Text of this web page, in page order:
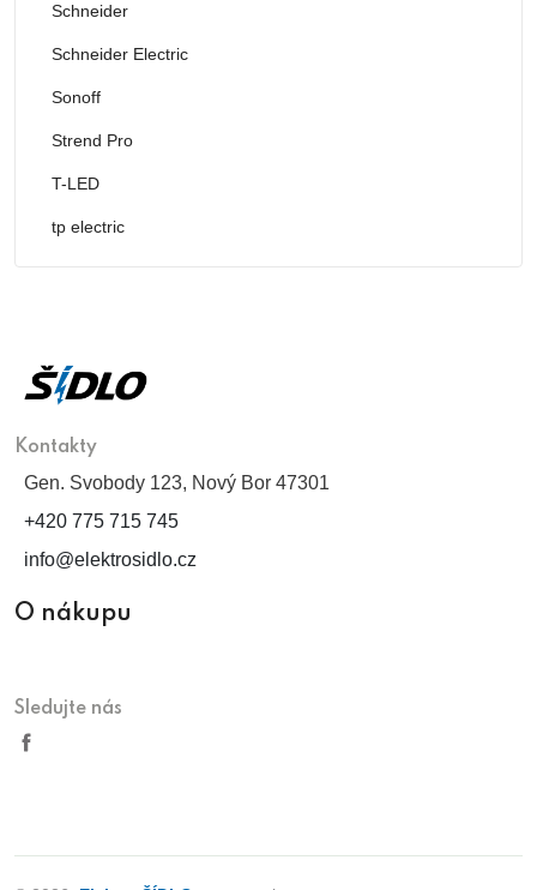
Schneider
Schneider Electric
Sonoff
Strend Pro
T-LED
tp electric
Kontakty
Gen. Svobody 123, Nový Bor 47301
+420 775 715 745
info@elektrosidlo.cz
O nákupu
Sledujte nás